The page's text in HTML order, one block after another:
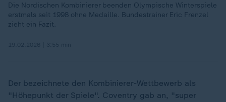
Die Nordischen Kombinierer beenden Olympische Winterspiele
erstmals seit 1998 ohne Medaille. Bundestrainer Eric Frenzel
zieht ein Fazit.
Der bezeichnete den Kombinierer-Wettbewerb als
"Höhepunkt der Spiele". Coventry gab an, "super